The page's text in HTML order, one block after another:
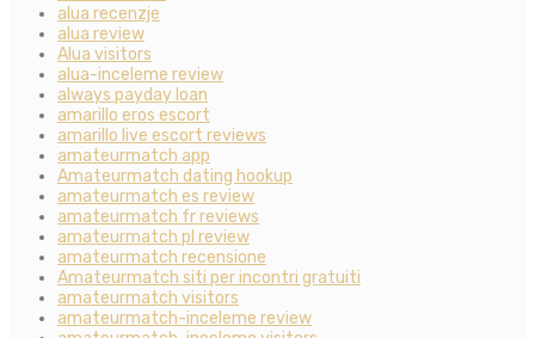
alua recenzje
alua review
Alua visitors
alua-inceleme review
always payday loan
amarillo eros escort
amarillo live escort reviews
amateurmatch app
Amateurmatch dating hookup
amateurmatch es review
amateurmatch fr reviews
amateurmatch pl review
amateurmatch recensione
Amateurmatch siti per incontri gratuiti
amateurmatch visitors
amateurmatch-inceleme review